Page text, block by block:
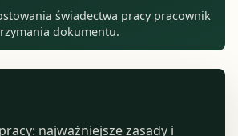
świadectwa pracy pracownik
dokumentu.
najważniejsze zasady i